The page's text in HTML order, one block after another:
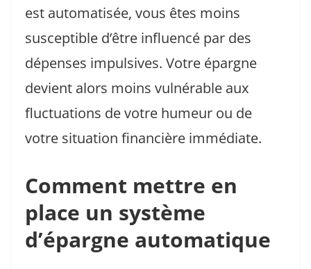
est automatisée, vous êtes moins
susceptible d’être influencé par des
dépenses impulsives. Votre épargne
devient alors moins vulnérable aux
fluctuations de votre humeur ou de
votre situation financière immédiate.
Comment mettre en
place un système
d’épargne automatique